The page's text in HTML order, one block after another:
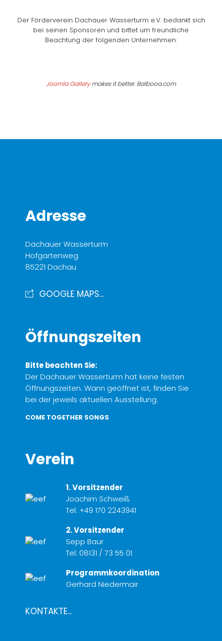
Der Förderverein Dachauer Wasserturm e.V. bedankt sich
bei seinen Sponsoren und bittet um freundliche
Beachtung der folgenden Unternehmen:
Joomla Gallerymakes it better. Balbooa.com
Adresse
Dachauer Wasserturm
Hofgartenweg
85221 Dachau
GOOGLE MAPS...
Öffnungszeiten
Bitte beachten Sie:
Der Dachauer Wasserturm hat keine festen
Öffnungszeiten. Wann geöffnet ist, finden Sie
bei der jeweils aktuellen Ausstellung.
COME TOGETHER SONGS
Verein
1. Vorsitzender
Joachim Schweiß
Tel: +49 170 2243941
2. Vorsitzender
Sepp Baur
Tel: 08131 / 73 55 01
Programmkoordination
Gerhard Niedermair
KONTAKTE...